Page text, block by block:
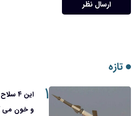
۱
این ۴ سلاح یمن، عربستان را به خاک
و خون می کشد